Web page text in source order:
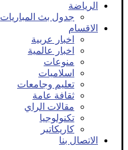
الرياضة
جدول بث المباريات
الاقسام
اخبار عربية
اخبار عالمية
منوعات
اسلاميات
تعليم وجامعات
ثقافة عامة
مقالات الراي
تكنولوجيا
كاريكاتير
الاتصال بنا